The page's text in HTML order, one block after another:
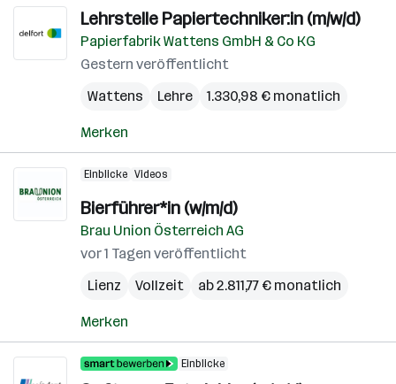
Lehrstelle Papiertechniker:in (m/w/d)
Papierfabrik Wattens GmbH & Co KG
Gestern veröffentlicht
Wattens
Lehre 1.330,98 € monatlich
Merken
Einblicke Videos
Bierführer*in (w/m/d)
Brau Union Österreich AG
vor 1 Tagen veröffentlicht
Lienz
Vollzeit ab 2.811,77 € monatlich
Merken
Einblicke